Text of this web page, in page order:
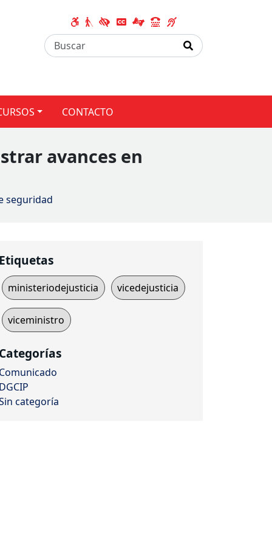
CONTACTO
avances en
seguridad
Etiquetas
ministeriodejusticia vicedejusticia
viceministro
Categorías
Comunicado
DGCIP
categoría